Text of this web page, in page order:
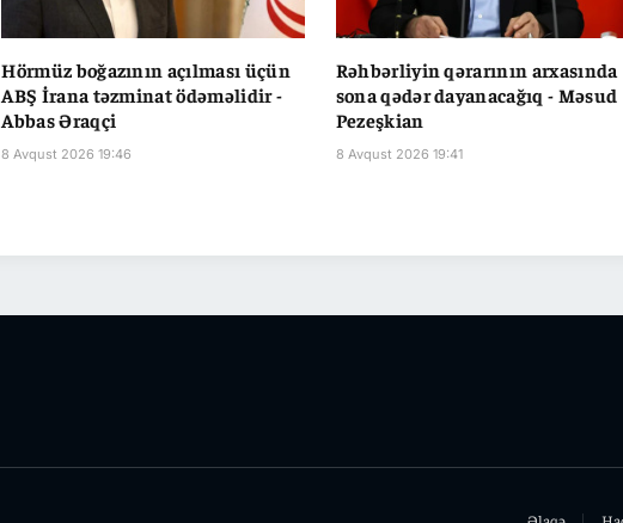
Hörmüz boğazının açılması üçün
ABŞ İrana təzminat ödəməlidir -
Abbas Əraqçi
8 Avqust 2026 19:46
Rəhbərliyin qərarının arxasında
sona qədər dayanacağıq - Məsud
Pezeşkian
8 Avqust 2026 19:41